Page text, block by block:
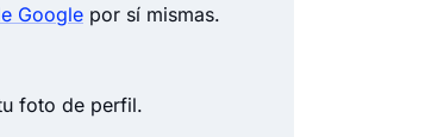
Google por sí mismas.
foto de perfil.